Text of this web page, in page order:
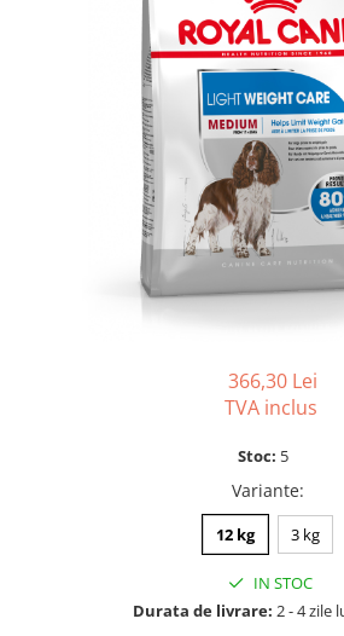
Suport Articular
Suport Digestiv
366,30 Lei
TVA inclus
Stoc: 5
Variante:
12 kg 3 kg
IN STOC
Durata de livrare: 2 - 4 zile